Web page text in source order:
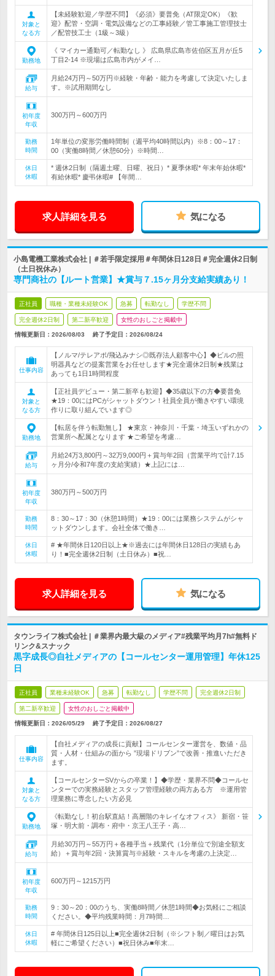
対象と
なる方
【未経験歓迎／学歴不問】《必須》要普免（AT限定OK）《歓
迎》配管・空調・電気設備などの工事経験／管工事施工管理技士
／配管技工士（1級～3級）
勤務地
《 マイカー通勤可／転勤なし 》 広島県広島市佐伯区五月が丘5
丁目2-14 ※現場は広島市内がメイ…
給与
月給24万円～50万円※経験・年齢・能力を考慮して決定いたしま
す。※試用期間なし
初年度
年収
300万円～600万円
勤務
時間
1年単位の変形労働時間制（週平均40時間以内）※8：00～17：
00（実働8時間／休憩60分）※時間…
休日
休暇
* 週休2日制（隔週土曜、日曜、祝日）* 夏季休暇* 年末年始休暇*
有給休暇* 慶弔休暇# 【年間…
求人詳細を見る 気になる
小島電機工業株式会社 | ＃若手限定採用＃年間休日128日＃完全週休2日制
（土日祝休み）
専門商社の【ルート営業】★賞与７.15ヶ月分支給実績あり！
正社員 職種・業種未経験OK 急募 転勤なし 学歴不問
完全週休2日制 第二新卒歓迎 女性のおしごと掲載中
情報更新日：2026/08/03 終了予定日： 2026/08/24
仕事内容
【ノルマ/テレアポ/飛込みナシ◎既存法人顧客中心】◆ビルの照
明器具などの提案営業をお任せします★完全週休2日制★残業は
あっても1日1時間程度
対象と
なる方
【正社員デビュー・第二新卒も歓迎】◆35歳以下の方◆要普免
★19：00にはPCがシャットダウン！社員全員が働きやすい環境
作りに取り組んでいます◎
勤務地
【転居を伴う転勤無し】 ★東京・神奈川・千葉・埼玉いずれかの
営業所へ配属となります ★ご希望を考慮…
給与
月給24万3,800円～32万9,000円＋賞与年2回（営業平均で計7.15
ヶ月分/令和7年度の支給実績）★上記には…
初年度
年収
380万円～500万円
勤務
時間
8：30～17：30（休憩1時間）★19：00には業務システムがシャ
ットダウンします。会社全体で働き…
休日
休暇
# ★年間休日120日以上★※過去には年間休日128日の実績もあ
り！■完全週休2日制（土日休み）■祝…
求人詳細を見る 気になる
タウンライフ株式会社 | ＃業界内最大級のメディア#残業平均月7h#無料ド
リンク&スナック
黒字成長◎自社メディアの【コールセンター運用管理】年休125
日
正社員 業種未経験OK 急募 転勤なし 学歴不問 完全週休2日制
第二新卒歓迎 女性のおしごと掲載中
情報更新日：2026/05/29 終了予定日： 2026/08/27
仕事内容
【自社メディアの成長に貢献】コールセンター運営を、数値・品
質・人材・仕組みの面から ”現場ドリブン”で改善・推進いただき
ます。
対象と
なる方
【コールセンターSVからの卒業！】◆学歴・業界不問◆コールセ
ンターでの実務経験とスタッフ管理経験の両方ある方 ※運用管
理業務に専念したい方必見
勤務地
《転勤なし！初台駅直結！高層階のキレイなオフィス》 新宿・笹
塚・明大前・調布・府中・京王八王子・高…
給与
月給30万円～55万円＋各種手当＋残業代（1分単位で別途全額支
給）＋賞与年2回・決算賞与※経験・スキルを考慮の上決定…
初年度
年収
600万円～1215万円
勤務
時間
9：30～20：00のうち、実働8時間／休憩1時間◆お気軽にご相談
ください。◆平均残業時間：月7時間…
休日
休暇
# 年間休日125日以上■完全週休2日制（※シフト制／曜日はお気
軽にご希望ください）■祝日休み■年末…